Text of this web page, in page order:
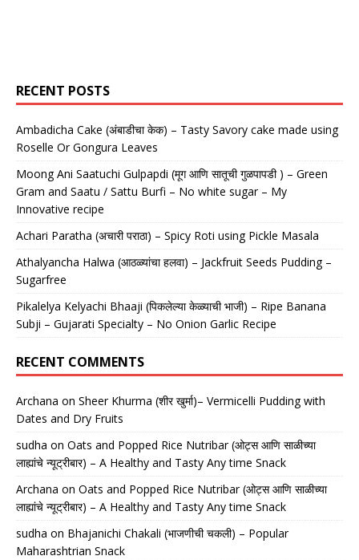
RECENT POSTS
Ambadicha Cake (अंबाडीचा केक) – Tasty Savory cake made using
Roselle Or Gongura Leaves
Moong Ani Saatuchi Gulpapdi (मूग आणि सातूची गुळपापडी ) – Green
Gram and Saatu / Sattu Burfi – No white sugar – My
Innovative recipe
Achari Paratha (अचारी पराठा) – Spicy Roti using Pickle Masala
Athalyancha Halwa (आठळ्यांचा हलवा) – Jackfruit Seeds Pudding –
Sugarfree
Pikalelya Kelyachi Bhaaji (पिकलेल्या केळ्याची भाजी) – Ripe Banana
Subji – Gujarati Specialty – No Onion Garlic Recipe
RECENT COMMENTS
Archana on Sheer Khurma (शीर खुर्मा)– Vermicelli Pudding with
Dates and Dry Fruits
sudha on Oats and Popped Rice Nutribar (ओट्स आणि साळीच्या
लाह्यांचे न्यूट्रीबार) – A Healthy and Tasty Any time Snack
Archana on Oats and Popped Rice Nutribar (ओट्स आणि साळीच्या
लाह्यांचे न्यूट्रीबार) – A Healthy and Tasty Any time Snack
sudha on Bhajanichi Chakali (भाजणीची चकली) – Popular
Maharashtrian Snack